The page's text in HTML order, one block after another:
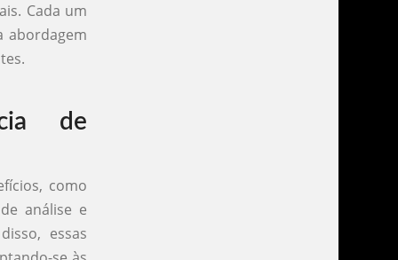
Cada um
abordagem
de
como
análise e
essas